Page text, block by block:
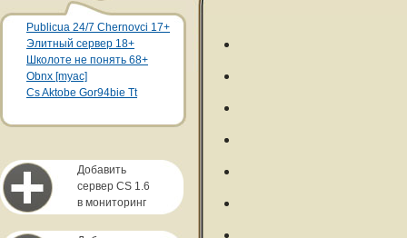
Publicua 24/7 Chernovci 17+
Элитный сервер 18+
Школоте не понять 68+
Obnx [myac]
Cs Aktobe Gor94bie Tt
Добавить
сервер CS 1.6
в мониторинг